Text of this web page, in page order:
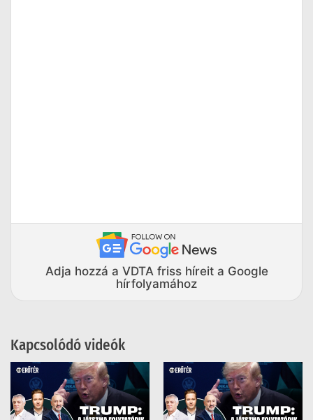
Adja hozzá a VDTA friss híreit a Google
hírfolyamához
Kapcsolódó videók